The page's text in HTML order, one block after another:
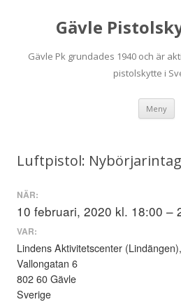
Gävle
Gävle Pk grundades 1940 och är
pistolskytte i
Meny
Luftpistol:
NÄR:
10 februari, 2020 kl. 18:00 –
VAR:
Lindens Aktivitetscenter
Vallongatan 6
802 60 Gävle
Sverige